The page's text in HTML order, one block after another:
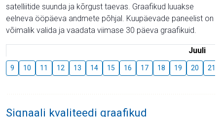
satelliitide suunda ja kõrgust taevas. Graafikud luuakse
eelneva ööpäeva andmete põhjal. Kuupäevade paneelist on
võimalik valida ja vaadata viimase 30 päeva graafikuid.
Juuli
9 10 11 12 13 14 15 16 17 18 19 20 21
Signaali kvaliteedi graafikud